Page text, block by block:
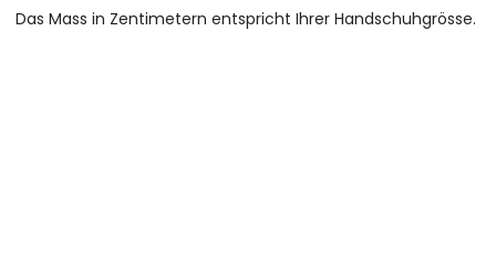
Das Mass in Zentimetern entspricht Ihrer Handschuhgrösse.